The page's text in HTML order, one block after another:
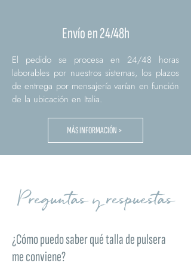
Envío en 24/48h
El pedido se procesa en 24/48 horas
laborables por nuestros sistemas, los plazos
de entrega por mensajería varían en función
de la ubicación en Italia.
MÁS INFORMACIÓN >
Preguntas y respuestas
¿Cómo puedo saber qué talla de pulsera
me conviene?